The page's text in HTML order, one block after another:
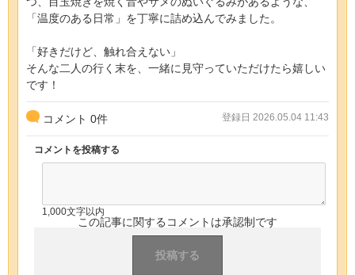
「温度のある日常」を丁寧に詰め込んでみました。
「好きだけど、触れ合えない」
そんな二人の行く末を、一緒に見守っていただけたら嬉しい
です！
コメント 0件 登録日 2026.05.04 11:43
コメントを投稿する
1,000文字以内
この記事に関するコメントは承認制です